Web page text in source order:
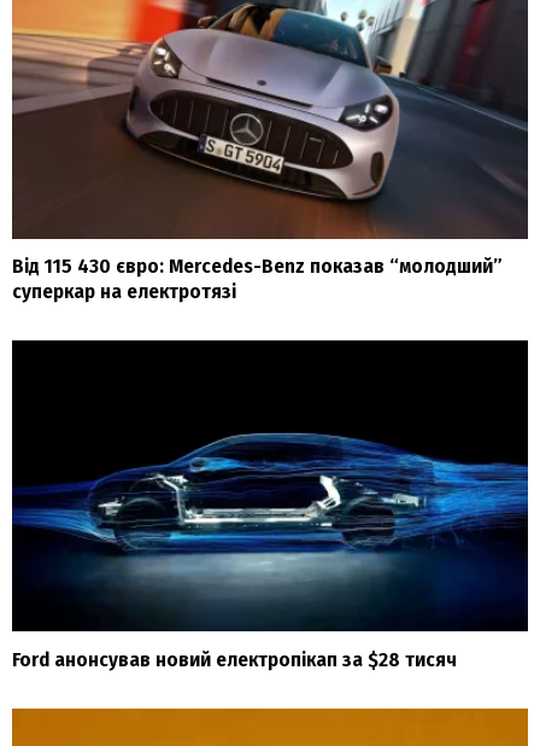
Від 115 430 євро: Mercedes-Benz показав “молодший”
суперкар на електротязі
Ford анонсував новий електропікап за $28 тисяч